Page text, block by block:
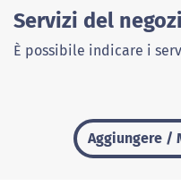
Servizi del
È possibile indicare i
Aggiungere /